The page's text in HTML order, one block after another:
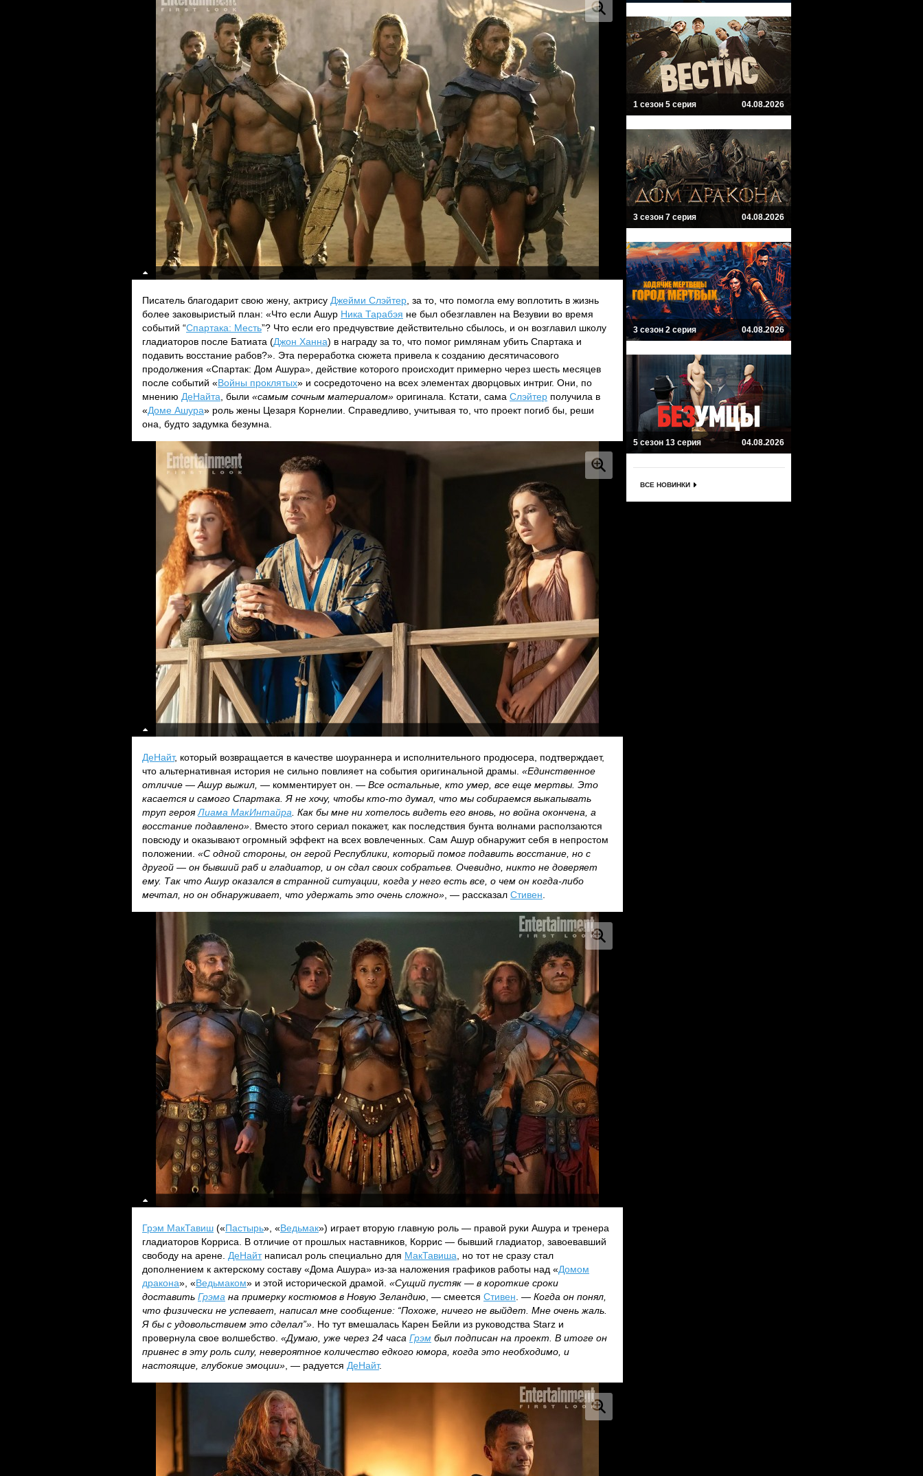
Писатель благодарит свою жену, актрису Джейми Слэйтер , за то, что помогла ему воплотить в жизнь
более заковыристый план: «Что если Ашур Ника Тарабэя не был обезглавлен на Везувии во время
событий “Спартака: Месть”? Что если его предчувствие действительно сбылось, и он возглавил школу
гладиаторов после Батиата (Джон Ханна) в награду за то, что помог римлянам убить Спартака и
подавить восстание рабов?». Эта переработка сюжета привела к созданию десятичасового
продолжения «Спартак: Дом Ашура», действие которого происходит примерно через шесть месяцев
после событий «Войны проклятых» и сосредоточено на всех элементах дворцовых интриг. Они, по
мнению ДеНайта , были «самым сочным материалом» оригинала. Кстати, сама Слэйтер получила в
«Доме Ашура» роль жены Цезаря Корнелии. Справедливо, учитывая то, что проект погиб бы, реши
она, будто задумка безумна.
ДеНайт, который возвращается в качестве шоураннера и исполнительного продюсера, подтверждает,
что альтернативная история не сильно повлияет на события оригинальной драмы. «Единственное
отличие — Ашур выжил, — комментирует он. — Все остальные, кто умер, все еще мертвы. Это
касается и самого Спартака. Я не хочу, чтобы кто-то думал, что мы собираемся выкапывать
труп герояЛиама МакИнтайра . Как бы мне ни хотелось видеть его вновь, но война окончена, а
восстание подавлено» . Вместо этого сериал покажет, как последствия бунта волнами расползаются
повсюду и оказывают огромный эффект на всех вовлеченных. Сам Ашур обнаружит себя в непростом
положении. «С одной стороны, он герой Республики, который помог подавить восстание, но с
другой — он бывший раб и гладиатор, и он сдал своих собратьев. Очевидно, никто не доверяет
ему. Так что Ашур оказался в странной ситуации, когда у него есть все, о чем он когда-либо
мечтал, но он обнаруживает, что удержать это очень сложно» , — рассказал Стивен
Грэм МакТавиш («Пастырь», «Ведьмак») играет вторую главную роль — правой руки Ашура и тренера
гладиаторов Корриса. В отличие от прошлых наставников, Коррис — бывший гладиатор, завоевавший
свободу на арене. ДеНайтнаписал роль специально для МакТавиша , но тот не сразу стал
дополнением к актерскому составу «Дома Ашура» из-за наложения графиков работы над «Домом
дракона», «Ведьмаком» и этой исторической драмой. «Сущий пустяк — в короткие сроки
доставить Грэма на примерку костюмов в Новую Зеландию , — смеется Стивен . — Когда он понял,
что физически не успевает, написал мне сообщение: “Похоже, ничего не выйдет. Мне очень жаль.
Я бы с удовольствием это сделал”» . Но тут вмешалась Карен Бейли из руководства Starz и
провернула свое волшебство. «Думаю, уже через 24 часа Грэм был подписан на проект. В итоге он
привнес в эту роль силу, невероятное количество едкого юмора, когда это необходимо, и
настоящие, глубокие эмоции» , — радуется ДеНайт.
1 сезон 5 серия 04.08.2026
3 сезон 7 серия 04.08.2026
3 сезон 2 серия 04.08.2026
5 сезон 13 серия 04.08.2026
ВСЕ НОВИНКИ